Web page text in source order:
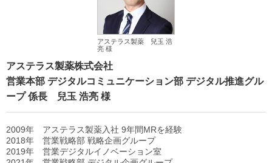
アステラス製薬 兒玉 浩
亮 様
アステラス製薬株式会社
営業本部 デジタルコミュニケーション部 デジタル推進グル
ープ 係長 兒玉 浩亮 様
2009年 アステラス製薬入社 9年間MRを経験
2018年 営業戦略部 戦略企画グループ
2019年 営業デジタルイノベーション室